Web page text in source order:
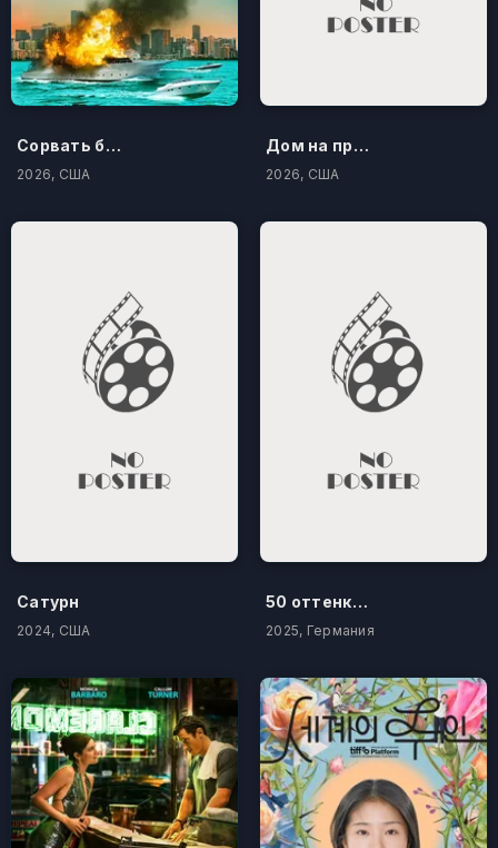
Сорвать банк 3: Вор-джентльмен
2026, США
Дом на проклятом холме
2026, США
Сатурн
2024, США
50 оттенков бестселлера
2025, Германия